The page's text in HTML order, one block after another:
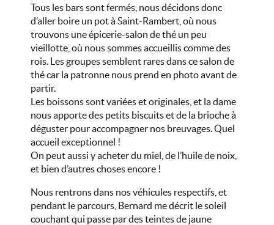
Tous les bars sont fermés, nous décidons donc
d’aller boire un pot à Saint-Rambert, où nous
trouvons une épicerie-salon de thé un peu
vieillotte, où nous sommes accueillis comme des
rois. Les groupes semblent rares dans ce salon de
thé car la patronne nous prend en photo avant de
partir.
Les boissons sont variées et originales, et la dame
nous apporte des petits biscuits et de la brioche à
déguster pour accompagner nos breuvages. Quel
accueil exceptionnel !
On peut aussi y acheter du miel, de l’huile de noix,
et bien d’autres choses encore !
Nous rentrons dans nos véhicules respectifs, et
pendant le parcours, Bernard me décrit le soleil
couchant qui passe par des teintes de jaune